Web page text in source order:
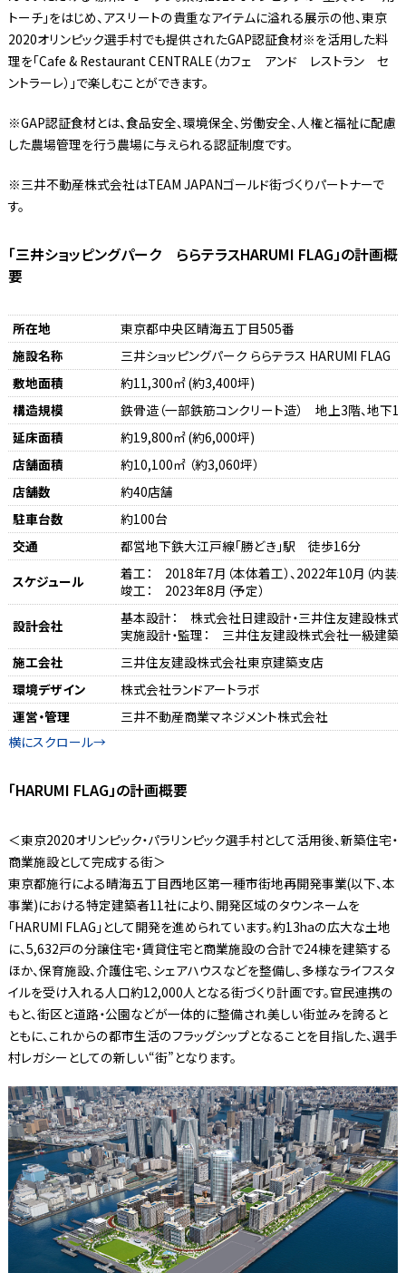
トーチ」をはじめ、アスリートの貴重なアイテムに溢れる展示の他、東京
2020オリンピック選手村でも提供されたGAP認証食材※を活用した料
理を「Cafe & Restaurant CENTRALE（カフェ アンド レストラン セ
ントラーレ）」で楽しむことができます。
※GAP認証食材とは、食品安全、環境保全、労働安全、人権と福祉に配慮
した農場管理を行う農場に与えられる認証制度です。
※三井不動産株式会社はTEAM JAPANゴールド街づくりパートナーで
す。
「三井ショッピングパーク ららテラスHARUMI FLAG」の計画概
要
所在地
東京都中央区晴海五丁目505番
施設名称
三井ショッピングパーク ららテラス HARUMI FLAG
敷地面積
約11,300㎡ (約3,400坪)
構造規模
鉄骨造（一部鉄筋コンクリート造） 地上3階、地下1
延床面積
約19,800㎡ (約6,000坪)
店舗面積
約10,100㎡ （約3,060坪）
店舗数
約40店舗
駐車台数
約100台
交通
都営地下鉄大江戸線「勝どき」駅 徒歩16分
スケジュール
着工： 2018年7月（本体着工）、2022年10月（内装
竣工： 2023年8月（予定）
設計会社
基本設計： 株式会社日建設計・三井住友建設株
実施設計・監理： 三井住友建設株式会社一級建築
施工会社
三井住友建設株式会社東京建築支店
環境デザイン
株式会社ランドアートラボ
運営・管理
三井不動産商業マネジメント株式会社
「HARUMI FLAG」の計画概要
＜東京2020オリンピック・パラリンピック選手村として活用後、新築住宅・
商業施設として完成する街＞
東京都施行による晴海五丁目西地区第一種市街地再開発事業(以下、本
事業)における特定建築者11社により、開発区域のタウンネームを
「HARUMI FLAG」として開発を進められています。約13haの広大な土地
に、5,632戸の分譲住宅・賃貸住宅と商業施設の合計で24棟を建築する
ほか、保育施設、介護住宅、シェアハウスなどを整備し、多様なライフスタ
イルを受け入れる人口約12,000人となる街づくり計画です。官民連携の
もと、街区と道路・公園などが一体的に整備され美しい街並みを誇ると
ともに、これからの都市生活のフラッグシップとなることを目指した、選手
村レガシーとしての新しい“街”となります。